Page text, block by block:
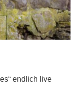
endlich live